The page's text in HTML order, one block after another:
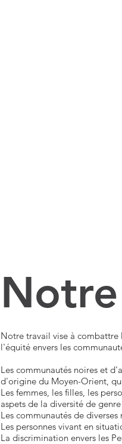
Notre travail vise à combattre
l'équité envers les
Les communautés noires et
d'origine du Moyen-Orient,
Les femmes, les filles, les
aspets de la diversité de
Les communautés de
Les personnes vivant en
La discrimination envers les